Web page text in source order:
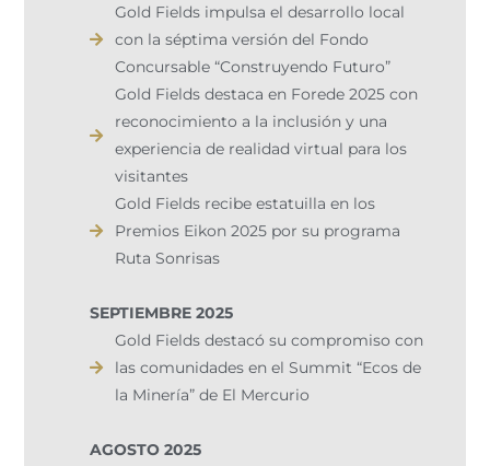
Gold Fields impulsa el desarrollo local
con la séptima versión del Fondo
Concursable “Construyendo Futuro”
Gold Fields destaca en Forede 2025 con
reconocimiento a la inclusión y una
experiencia de realidad virtual para los
visitantes
Gold Fields recibe estatuilla en los
Premios Eikon 2025 por su programa
Ruta Sonrisas
SEPTIEMBRE 2025
Gold Fields destacó su compromiso con
las comunidades en el Summit “Ecos de
la Minería” de El Mercurio
AGOSTO 2025